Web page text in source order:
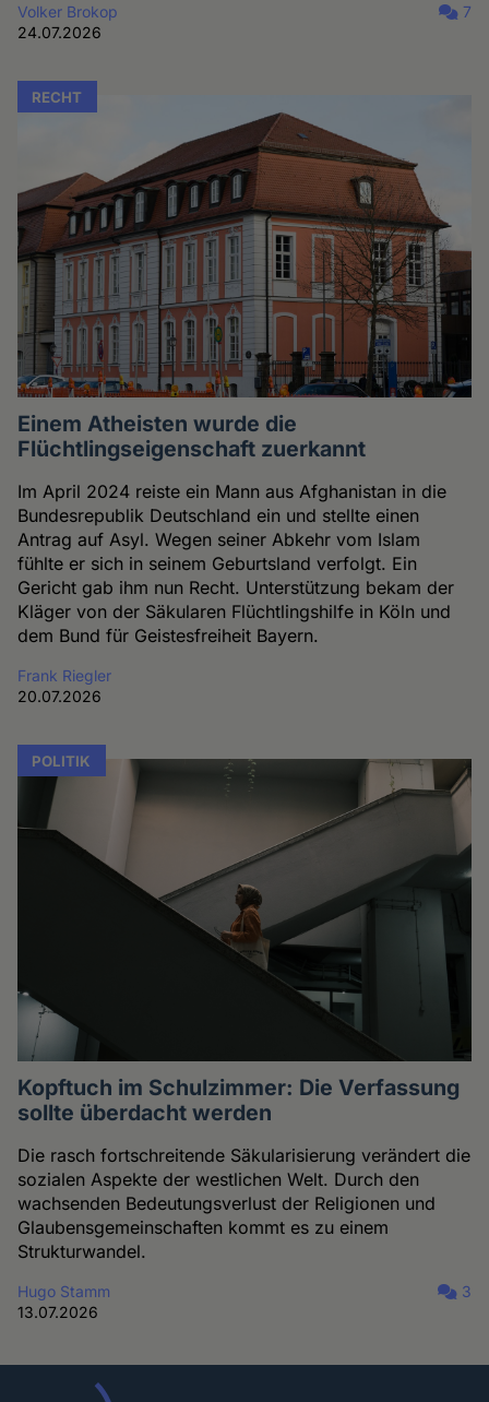
Volker Brokop
24.07.2026
7
RECHT
Einem Atheisten wurde die
Flüchtlingseigenschaft zuerkannt
Im April 2024 reiste ein Mann aus Afghanistan in die
Bundesrepublik Deutschland ein und stellte einen
Antrag auf Asyl. Wegen seiner Abkehr vom Islam
fühlte er sich in seinem Geburtsland verfolgt. Ein
Gericht gab ihm nun Recht. Unterstützung bekam der
Kläger von der Säkularen Flüchtlingshilfe in Köln und
dem Bund für Geistesfreiheit Bayern.
Frank Riegler
20.07.2026
POLITIK
Kopftuch im Schulzimmer: Die Verfassung
sollte überdacht werden
Die rasch fortschreitende Säkularisierung verändert die
sozialen Aspekte der westlichen Welt. Durch den
wachsenden Bedeutungsverlust der Religionen und
Glaubensgemeinschaften kommt es zu einem
Strukturwandel.
Hugo Stamm
13.07.2026
3